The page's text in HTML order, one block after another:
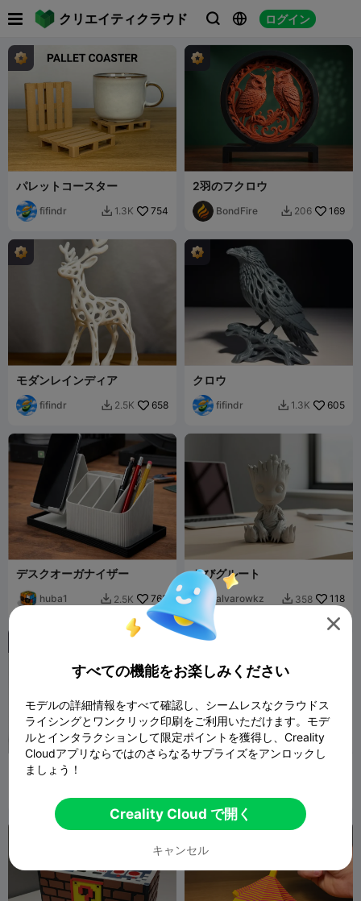
クリエイティクラウド   ログイン
 
パレットコースター
fifindr  1.3K 754
2羽のフクロウ
BondFire  206 169
モダンレインディア
fifindr  2.5K 658
クロウ
fifindr  1.3K 605
デスクオーガナイザー
huba1  2.5K 763
ちびグルート
alvarowkz  358 118
ヘッドホンスタンド 🎧 モダン
なサポート不要デザイン

すべての機能をお楽しみください
モデルの詳細情報をすべて確認し、シームレスなクラウドス
ライシングとワンクリック印刷をご利用いただけます。モデ
ルとインタラクションして限定ポイントを獲得し、Creality
Cloudアプリならではのさらなるサプライズをアンロックし
ましょう！
Creality Cloud で開く
キャンセル